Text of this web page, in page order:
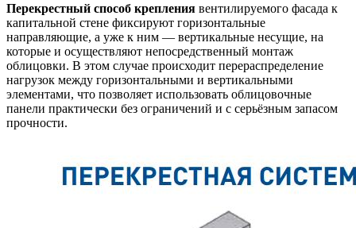
Перекрестный способ крепления вентилируемого фасада к
капитальной стене фиксируют горизонтальные
направляющие, а уже к ним — вертикальные несущие, на
которые и осуществляют непосредственный монтаж
облицовки. В этом случае происходит перераспределение
нагрузок между горизонтальными и вертикальными
элементами, что позволяет использовать облицовочные
панели практически без ограничений и с серьёзным запасом
прочности.